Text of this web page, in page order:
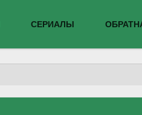
СЕРИАЛЫ